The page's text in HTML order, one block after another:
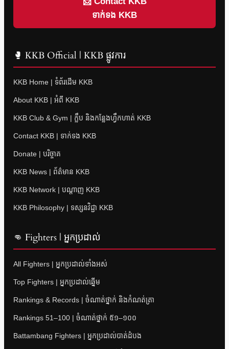
ទាក់ទង KKB
🥊 KKB Official | KKB ផ្លូវការ
KKB Home | ទំព័រដើម KKB
About KKB | អំពី KKB
KKB Club & Gym | ក្លឹប និងកន្លែងហ្វឹកហាត់ KKB
Contact KKB | ទាក់ទង KKB
Donate | បរិច្ចាគ
KKB News | ព័ត៌មាន KKB
KKB Network | បណ្តាញ KKB
KKB Philosophy | ទស្សនវិជ្ជា KKB
👊 Fighters | អ្នកប្រដាល់
All Fighters | អ្នកប្រដាល់ទាំងអស់
Top Fighters | អ្នកប្រដាល់ឆ្នើម
Rankings & Records | ចំណាត់ថ្នាក់ និងកំណត់ត្រា
Rankings 51–100 | ចំណាត់ថ្នាក់ ៥១–១០០
Battambang Fighters | អ្នកប្រដាល់បាត់ដំបង